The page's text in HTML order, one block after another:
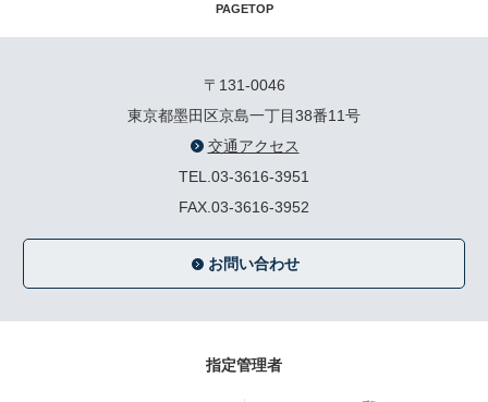
PAGETOP
〒131-0046
東京都墨田区京島一丁目38番11号
交通アクセス
TEL.03-3616-3951
FAX.03-3616-3952
お問い合わせ
指定管理者